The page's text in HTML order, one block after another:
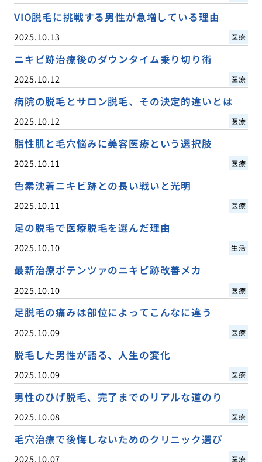
VIO脱毛に挑戦する男性が急増している理由
2025.10.13 医療
ニキビ跡治療後のダウンタイム乗り切り術
2025.10.12 医療
病院の脱毛とサロン脱毛、その決定的違いとは
2025.10.12 医療
脂性肌と毛穴悩みに美容医療という選択肢
2025.10.11 医療
色素沈着ニキビ跡との長い戦いと光明
2025.10.11 医療
足の脱毛で医療脱毛を選んだ理由
2025.10.10 生活
最新治療ポテンツァのニキビ跡改善メカ
2025.10.10 医療
足脱毛の痛みは部位によってこんなに違う
2025.10.09 医療
脱毛した男性が語る、人生の変化
2025.10.09 医療
男性のひげ脱毛、完了までのリアルな道のり
2025.10.08 医療
毛穴治療で後悔しないためのクリニック選び
2025.10.07 医療